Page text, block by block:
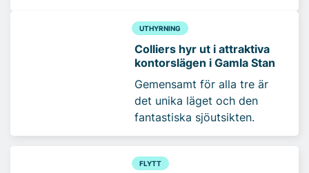
UTHYRNING
Colliers hyr ut i attraktiva
kontorslägen i Gamla Stan
Gemensamt för alla tre är
det unika läget och den
fantastiska sjöutsikten.
FLYTT